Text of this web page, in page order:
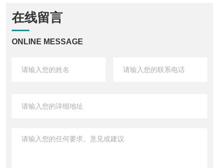
在线留言
ONLINE MESSAGE